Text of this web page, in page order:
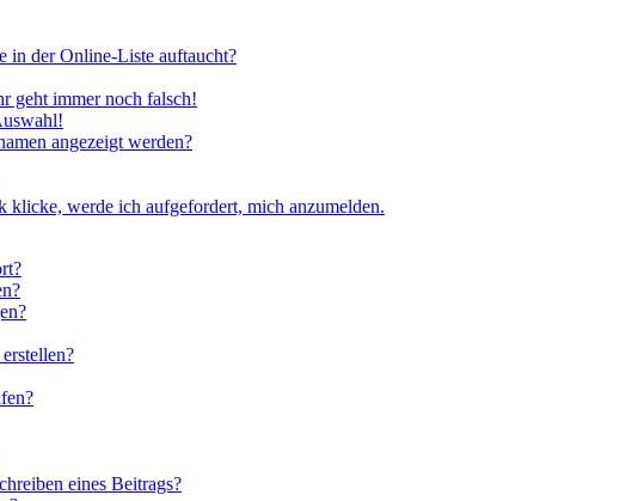
in der Online-Liste auftaucht?
geht immer noch falsch!
angezeigt werden?
werde ich aufgefordert, mich anzumelden.
eines Beitrags?